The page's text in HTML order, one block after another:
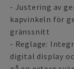
- Justering av
kapvinkeln för
gränssnitt
- Reglage:
digital display